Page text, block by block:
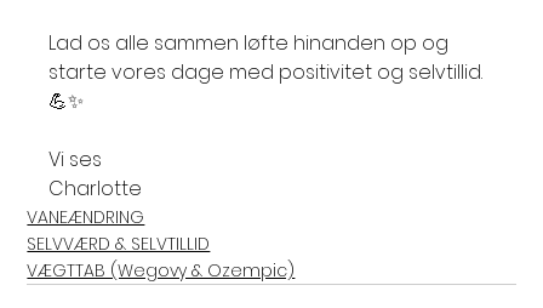
Lad os alle sammen løfte hinanden op og
starte vores dage med positivitet og selvtillid.
💪✨
Vi ses
Charlotte
VANEÆNDRING
SELVVÆRD & SELVTILLID
VÆGTTAB (Wegovy & Ozempic)